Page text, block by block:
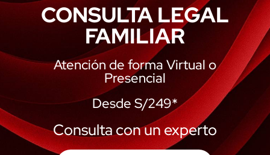
CONSULTA LEGAL
FAMILIAR
Atención de forma Virtual o
Presencial
Desde S/249*
Consulta con un experto